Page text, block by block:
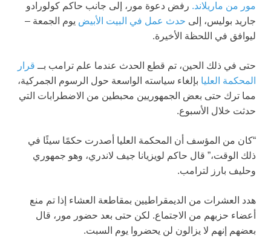
مور من ماريلاند. رفض دعوة مور، إلى جانب حاكم كولورادو
جاريد بوليس، إلى حدث عمل في البيت الأبيض يوم الجمعة –
ليوافق في اللحظة الأخيرة.
حتى في ذلك الحين، تم قطع الحدث عندما علم ترامب بــ قرار
المحكمة العليا بإلغاء سياسته الواسعة حول الرسوم الجمركية،
مما ترك حتى بعض الجمهوريين محبطين من الاضطرابات التي
حدثت خلال الأسبوع.
“كان من المؤسف أن المحكمة العليا أصدرت حكمًا سيئًا في
ذلك الوقت،” قال حاكم لويزيانا جيف لاندري، وهو جمهوري
وحليف بارز لترامب.
هدد العشرات من الديمقراطيين بمقاطعة العشاء إذا تم منع
أعضاء حزبهم من الاجتماع. لكن حتى بعد حضور مور، قال
بعضهم إنهم لا يزالون لن يحضروا يوم السبت.